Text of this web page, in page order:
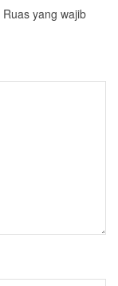
Ruas yang wajib